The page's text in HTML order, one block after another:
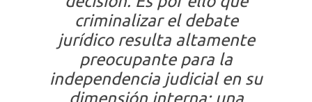
criminalizar el debate
jurídico resulta altamente
preocupante para la
independencia judicial en su
dimensión interna: una